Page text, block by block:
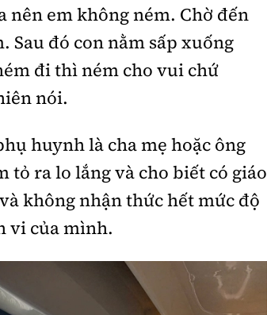
nên em không ném. Chờ đến
Sau đó con nằm sấp xuống
đi thì ném cho vui chứ
nói.
huynh là cha mẹ hoặc ông
tỏ ra lo lắng và cho biết có giáo
không nhận thức hết mức độ
vi của mình.